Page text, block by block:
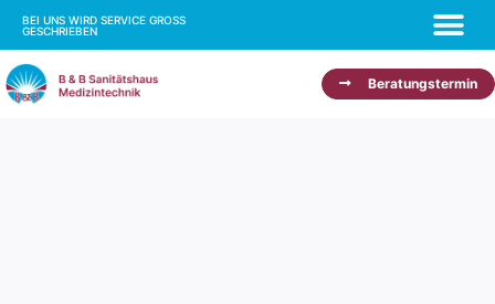
BEI UNS WIRD SERVICE GROSS
GESCHRIEBEN
Beratungstermin